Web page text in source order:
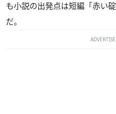
も小説の出発点は短編「赤い
だ。